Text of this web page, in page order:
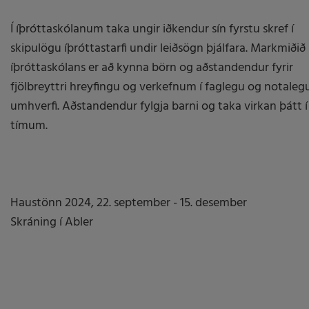
Í íþróttaskólanum taka ungir iðkendur sín fyrstu skref í
skipulögu íþróttastarfi undir leiðsögn þjálfara. Markmiðið
íþróttaskólans er að kynna börn og aðstandendur fyrir
fjölbreyttri hreyfingu og verkefnum í faglegu og
umhverfi. Aðstandendur fylgja barni og taka virkan þátt í
tímum.
Haustönn 2024, 22. september - 15. desember
Skráning í Abler